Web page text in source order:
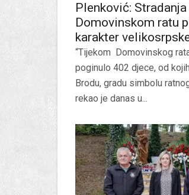
Plenković:
Domovinskom ratu
karakter
“Tijekom Domovinskog
poginulo 402 djece, od
Brodu, gradu simbolu
rekao je danas u...